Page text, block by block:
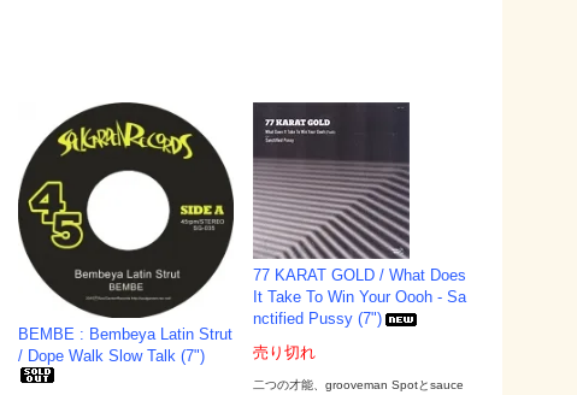
BEMBE : Bembeya Latin Strut
/ Dope Walk Slow Talk (7")
77 KARAT GOLD / What Does
It Take To Win Your Oooh - Sa
nctified Pussy (7")
売り切れ
二つの才能、grooveman Spotとsauce